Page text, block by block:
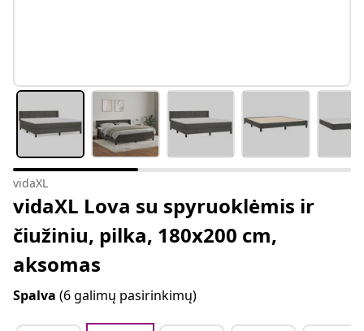
vidaXL
vidaXL Lova su spyruoklėmis ir
čiužiniu, pilka, 180x200 cm,
aksomas
Spalva (6 galimų pasirinkimų)